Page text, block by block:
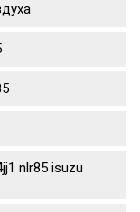
nlr85 isuzu